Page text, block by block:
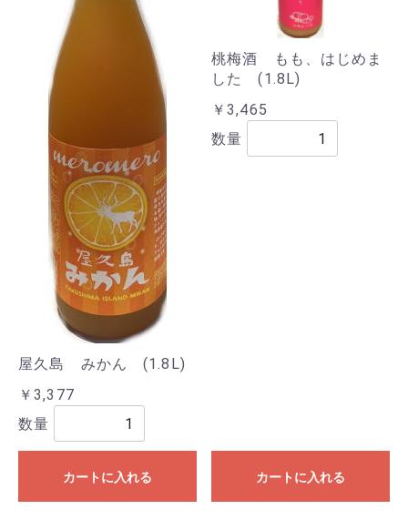
屋久島 みかん (1.8L)
￥3,377
数量
カートに入れる
桃梅酒 もも、はじめま
した (1.8L)
￥3,465
数量
カートに入れる